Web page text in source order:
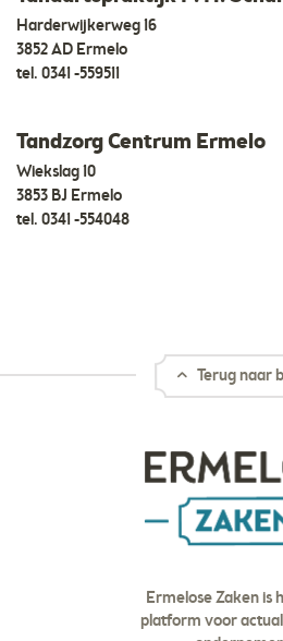
Harderwijkerweg 16
3852 AD Ermelo
tel. 0341 -559511
Tandzorg Centrum Ermelo
Wiekslag 10
3853 BJ Ermelo
tel. 0341 -554048
Terug naar
Ermelose Zaken is
platform voor